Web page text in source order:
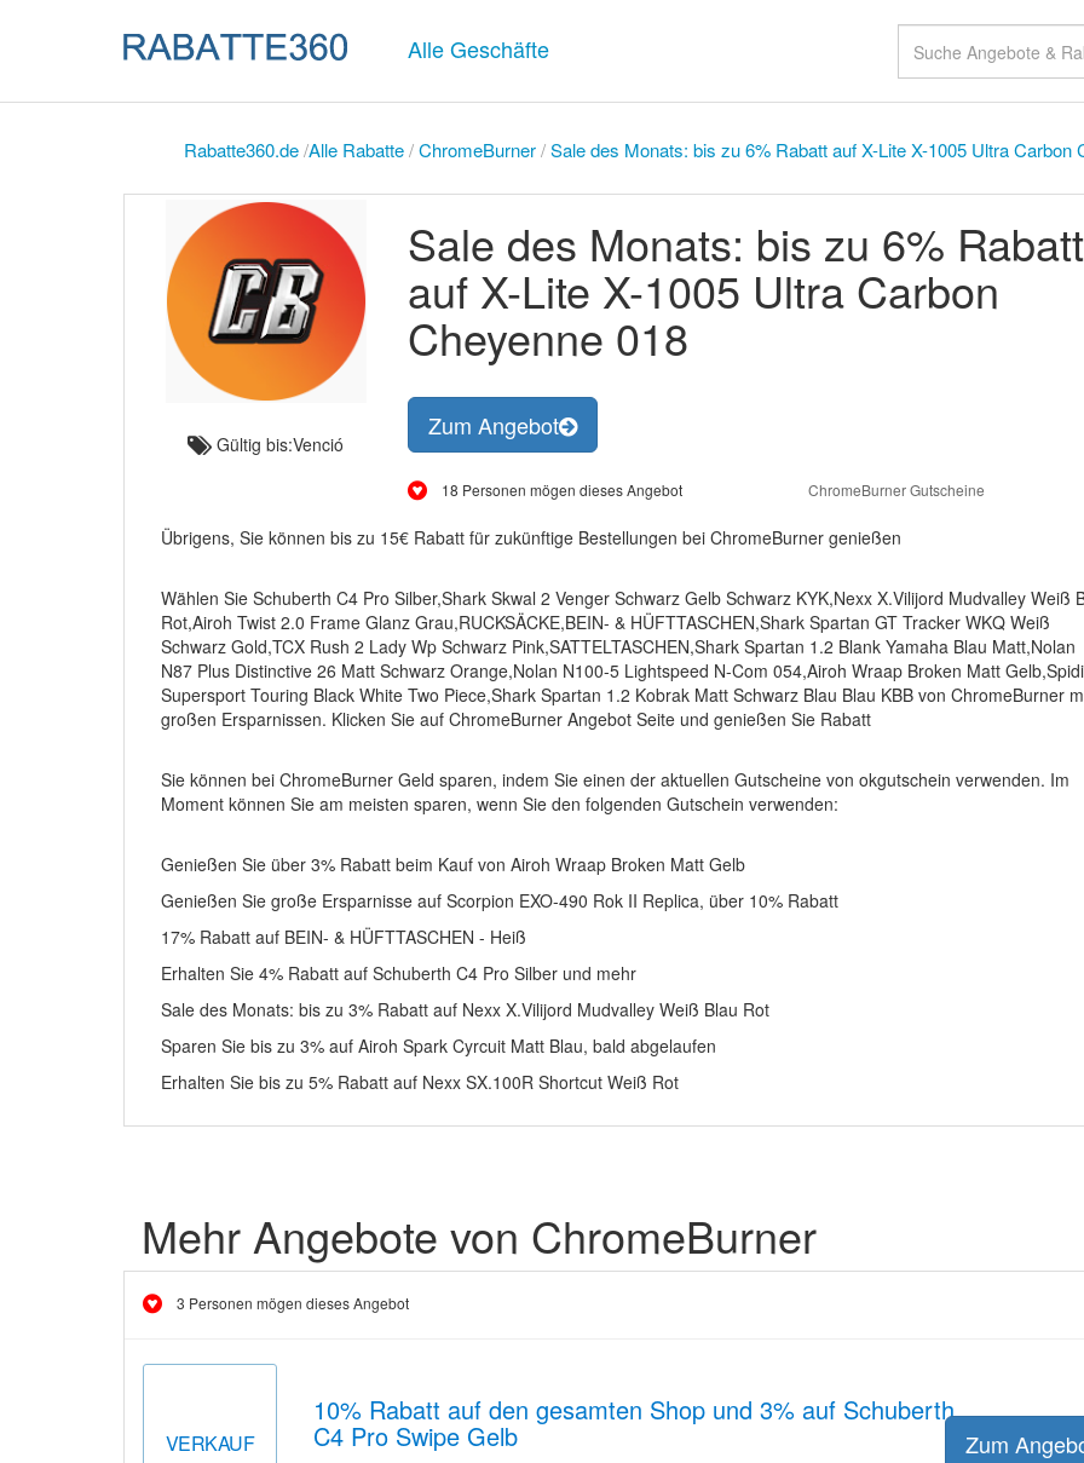
Alle Geschäfte
Rabatte360.de/Alle Rabatte/ChromeBurner/Sale des Monats: bis zu 6% Rabatt auf X-Lite X-1005 Ultra Carbon
Gültig bis:Venció
Sale des Monats: bis zu 6% Rabatt
auf X-Lite X-1005 Ultra Carbon
Cheyenne 018
Zum Angebot
18 Personen mögen dieses Angebot ChromeBurner Gutscheine
Übrigens, Sie können bis zu 15€ Rabatt für zukünftige Bestellungen bei ChromeBurner genießen
Wählen Sie Schuberth C4 Pro Silber,Shark Skwal 2 Venger Schwarz Gelb Schwarz KYK,Nexx X.Vilijord Mudvalley Weiß
Rot,Airoh Twist 2.0 Frame Glanz Grau,RUCKSÄCKE,BEIN- & HÜFTTASCHEN,Shark Spartan GT Tracker WKQ Weiß
Schwarz Gold,TCX Rush 2 Lady Wp Schwarz Pink,SATTELTASCHEN,Shark Spartan 1.2 Blank Yamaha Blau Matt,Nolan
N87 Plus Distinctive 26 Matt Schwarz Orange,Nolan N100-5 Lightspeed N-Com 054,Airoh Wraap Broken Matt Gelb,Spidi
Supersport Touring Black White Two Piece,Shark Spartan 1.2 Kobrak Matt Schwarz Blau Blau KBB von ChromeBurner
großen Ersparnissen. Klicken Sie auf ChromeBurner Angebot Seite und genießen Sie Rabatt
Sie können bei ChromeBurner Geld sparen, indem Sie einen der aktuellen Gutscheine von okgutschein verwenden. Im
Moment können Sie am meisten sparen, wenn Sie den folgenden Gutschein verwenden:
Genießen Sie über 3% Rabatt beim Kauf von Airoh Wraap Broken Matt Gelb
Genießen Sie große Ersparnisse auf Scorpion EXO-490 Rok II Replica, über 10% Rabatt
17% Rabatt auf BEIN- & HÜFTTASCHEN - Heiß
Erhalten Sie 4% Rabatt auf Schuberth C4 Pro Silber und mehr
Sale des Monats: bis zu 3% Rabatt auf Nexx X.Vilijord Mudvalley Weiß Blau Rot
Sparen Sie bis zu 3% auf Airoh Spark Cyrcuit Matt Blau, bald abgelaufen
Erhalten Sie bis zu 5% Rabatt auf Nexx SX.100R Shortcut Weiß Rot
Mehr Angebote von ChromeBurner
3 Personen mögen dieses Angebot
VERKAUF
10% Rabatt auf den gesamten Shop und 3% auf Schuberth
C4 Pro Swipe Gelb Zum